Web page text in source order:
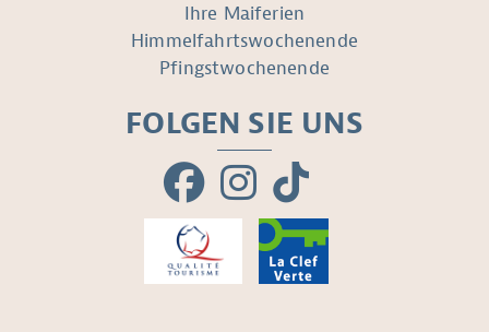
Ihre Maiferien
Himmelfahrtswochenende
Pfingstwochenende
FOLGEN SIE UNS